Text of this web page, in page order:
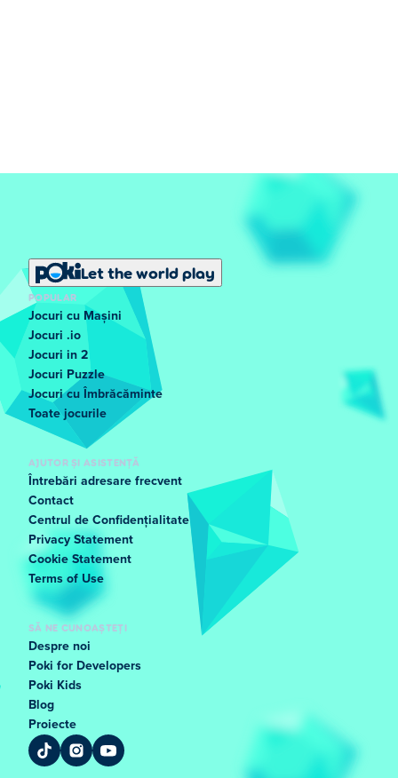
Let the world play
POPULAR
Jocuri cu Mașini
Jocuri .io
Jocuri in 2
Jocuri Puzzle
Jocuri cu Îmbrăcăminte
Toate jocurile
AJUTOR ȘI ASISTENȚĂ
Întrebări adresare frecvent
Contact
Centrul de Confidențialitate
Privacy Statement
Cookie Statement
Terms of Use
SĂ NE CUNOAȘTEȚI
Despre noi
Poki for Developers
Poki Kids
Blog
Proiecte